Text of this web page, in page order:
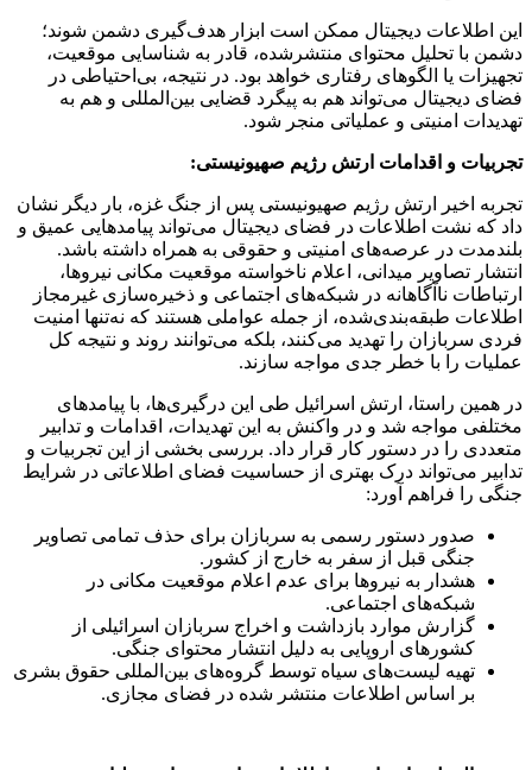
این اطلاعات دیجیتال ممکن است ابزار هدف‌گیری دشمن شوند؛
دشمن با تحلیل محتوای منتشرشده، قادر به شناسایی موقعیت،
تجهیزات یا الگوهای رفتاری خواهد بود. در نتیجه، بی‌احتیاطی در
فضای دیجیتال می‌تواند هم به پیگرد قضایی بین‌المللی و هم به
تهدیدات امنیتی و عملیاتی منجر شود.
تجربیات و اقدامات ارتش رژیم صهیونیستی:
تجربه اخیر ارتش رژیم صهیونیستی پس از جنگ غزه، بار دیگر نشان
داد که نشت اطلاعات در فضای دیجیتال می‌تواند پیامدهایی عمیق و
بلندمدت در عرصه‌های امنیتی و حقوقی به همراه داشته باشد.
انتشار تصاویر میدانی، اعلام ناخواسته موقعیت مکانی نیروها،
ارتباطات ناآگاهانه در شبکه‌های اجتماعی و ذخیره‌سازی غیرمجاز
اطلاعات طبقه‌بندی‌شده، از جمله عواملی هستند که نه‌تنها امنیت
فردی سربازان را تهدید می‌کنند، بلکه می‌توانند روند و نتیجه کل
عملیات را با خطر جدی مواجه سازند.
در همین راستا، ارتش اسرائیل طی این درگیری‌ها، با پیامدهای
مختلفی مواجه شد و در واکنش به این تهدیدات، اقدامات و تدابیر
متعددی را در دستور کار قرار داد. بررسی بخشی از این تجربیات و
تدابیر می‌تواند درک بهتری از حساسیت فضای اطلاعاتی در شرایط
جنگی را فراهم آورد:
صدور دستور رسمی به سربازان برای حذف تمامی تصاویر
جنگی قبل از سفر به خارج از کشور.
هشدار به نیروها برای عدم اعلام موقعیت مکانی در
شبکه‌های اجتماعی.
گزارش موارد بازداشت و اخراج سربازان اسرائیلی از
کشورهای اروپایی به دلیل انتشار محتوای جنگی.
تهیه لیست‌های سیاه توسط گروه‌های بین‌المللی حقوق بشری
بر اساس اطلاعات منتشر شده در فضای مجازی.